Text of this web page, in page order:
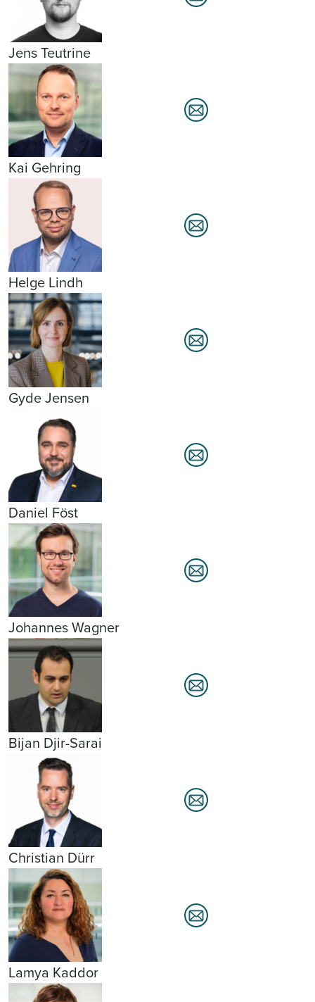
Jens Teutrine
Kai Gehring
Helge Lindh
Gyde Jensen
Daniel Föst
Johannes Wagner
Bijan Djir-Sarai
Christian Dürr
Lamya Kaddor